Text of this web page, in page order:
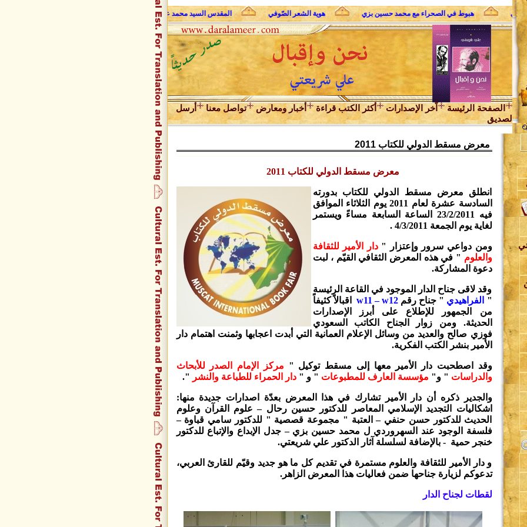
هبوط في الصحراء مع محمد حسين بزي هوية الشعر الصّوفي المقدس السيد محمد علي فضل الله وحديث الروح
الصفحة الرئيسة اّخر الإصدارات أكثر الكتب قراءة أخبار ومعارض تواصل معنا
أرسل
لصديق
معرض مسقط الدولي للكتاب 2011
معرض مسقط الدولي للكتاب 2011
انطلق معرض مسقط الدولي للكتاب بدورته
السادسة عشرة لعام 2011 يوم الثلاثاء الموافق
فيه 23/2/2011 الساعة السابعة مساءً ويستمر
لغاية يوم الجمعة 4/3/2011 .
ومن دواعي سرور وإعتزار "دار الأمير للثقافة
والعلوم " في هذه المعرض الثقافي القيّم ، لبت
دعوة المشاركة.
وقد لاقى جناح الدار الموجود في القاعة الرئيسة
"
الفراهيدي " جناح رقم w11 – w12 اقبالاً كثيفاً
من الجمهور للإطلاع على أبرز الإصدارات
الحديثة. ومن زوار الجناح الكاتب السعودي
فوزي صالح والعديد من وسائل الإعلام العمانية التي أبدت اعجابها وثمنت اهتمام دار
الأمير بنشر الكتب الفكرية.
وقد اصطحبت دار الأمير معها إلى مسقط توكيل " مركز الإمام الصدر للأبحاث
والدراسات " و" مؤسسة العارف للمطبوعات " و "دار الحمراء للطباعة والنشر ".
والجدير ذكره أن دار الأمير تشارك في هذا المعرض بعدّة اصدارات جديدة منها:
اشكاليات التجديد الإسلامي المعاصر للدكتور حسين رحال – علوم القرآن وعلوم
الحديث للدكتور حسن حنفي – العتبة " مجموعة قصصية " للدكتور سامي قباوة –
فلسفة الوجود عند السهروردي ل محمد حسين بزي – جدل الإبداع والإتباع للدكتور
خنجر حمية - بالإضافة لسلسلة آثار الدكتور علي شريعتي.
و دار الأمير للثقافة والعلوم مستمرة في تقديم كل ما هو جديد وقيّم للقارئ العربي،
تدعوكم لزيارة جناحها ضمن فعاليات هذا المعرض الزاهر.
لقطات لجناح الدار